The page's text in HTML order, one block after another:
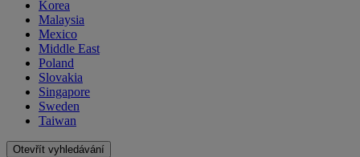
Korea
Malaysia
Mexico
Middle East
Poland
Slovakia
Singapore
Sweden
Taiwan
Otevřít vyhledávání